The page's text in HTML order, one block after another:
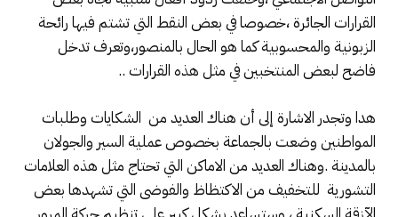
القرارات الجائرة ،خصوصا في بعض النقط التي تشتم فيها رائحة
الزبونية والمحسوبية كما هو الحال بالمنصور،وتعرف تدخل
فاضح لبعض المنتخبين في مثل هذه القرارات ..
هدا وتجدر الاشارة إلى أن هناك العديد من الشكايات وطلبات
المواطنين وضعت بالجماعة بخصوص عملية السير والجولان
بالمدينة .وهناك العديد من الاماكن التي تحتاج مثل هذه العلامات
التشورية للتخفيف من الاكتظاظ والفوضى التي تشهدها بعض